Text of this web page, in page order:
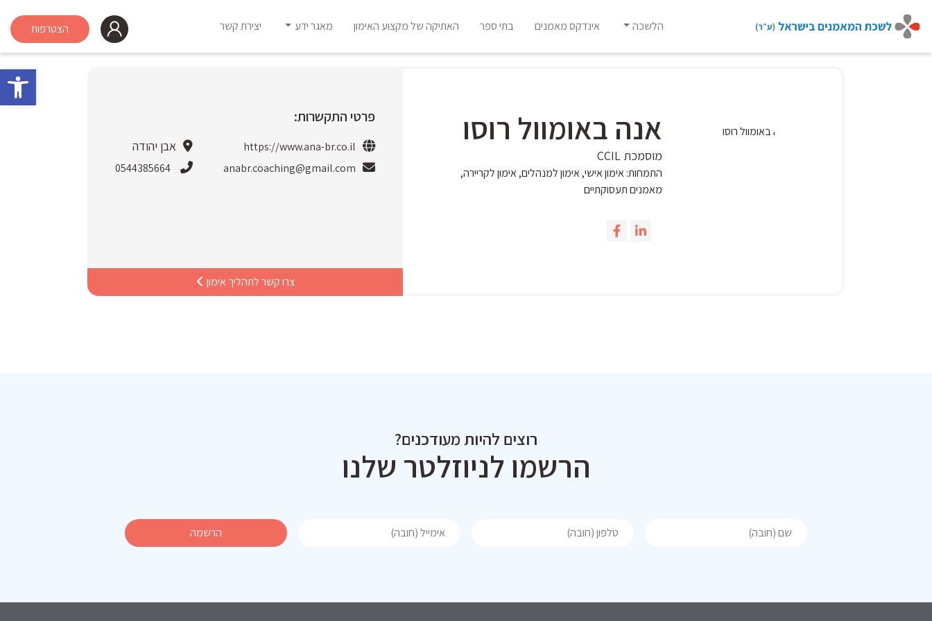
to
הלשכה אינדקס מאמנים בתי ספר האתיקה של מקצוע האימון מאגר ידע יצירת קשר הצטרפות
אנה באומוול רוסו
מוסמכת CCIL
התמחות:אימון אישי, אימון למנהלים, אימון לקריירה,
מאמנים תעסוקתיים
פרטי התקשרות:
אבן יהודה
0544385664
https://www.ana-br.co.il
anabr.coaching@gmail.com
צרו קשר לתהליך אימון
רוצים להיות מעודכנים?
הרשמו לניוזלטר שלנו